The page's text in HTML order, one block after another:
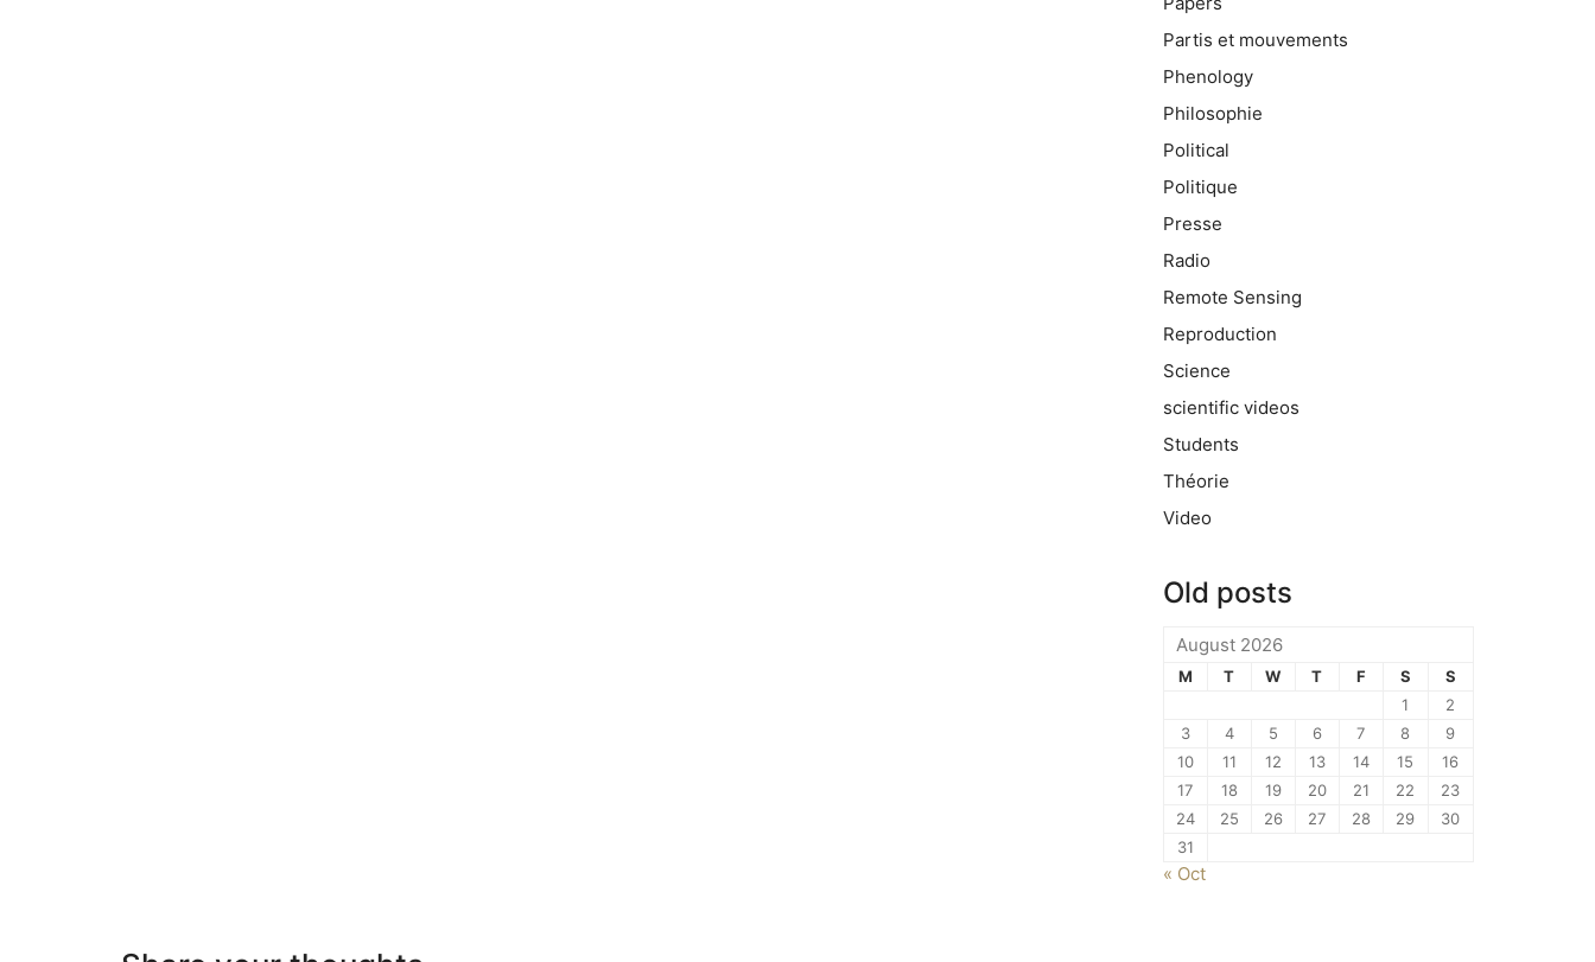
Partis et mouvements
Phenology
Philosophie
Political
Politique
Presse
Radio
Remote Sensing
Reproduction
Science
scientific videos
Students
Théorie
Video
Old posts
August 2026
M T W T F S
S
1
2
3
4 5 6 7 8
9
10
11 12 13 14 15
16
17
18 19 20 21 22
23
24
25 26 27 28 29
30
31
« Oct